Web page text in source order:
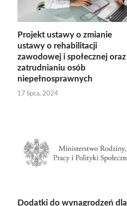
Projekt ustawy o zmianie
ustawy o rehabilitacji
zawodowej i społecznej oraz
zatrudnianiu osób
niepełnosprawnych
17 lipca, 2024
Dodatki do wynagrodzeń dla